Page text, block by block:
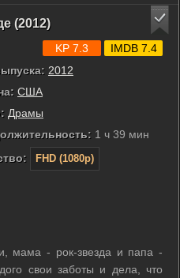
(2012)
2012
США
Драмы
1 ч 39 мин
FHD (1080p)
KP 7.3 IMDB 7.4
мама - рок-звезда и папа -
свои заботы и дела, что